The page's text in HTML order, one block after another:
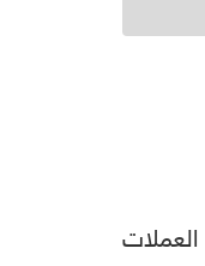
العملات